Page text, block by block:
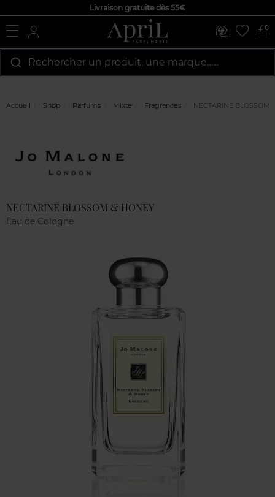
Livraison gratuite dès 55€
0
Rechercher un produit, une marque…...
Accueil Shop Parfums Mixte Fragrances NECTARINE BLOSSOM
NECTARINE BLOSSOM & HONEY
Eau de Cologne